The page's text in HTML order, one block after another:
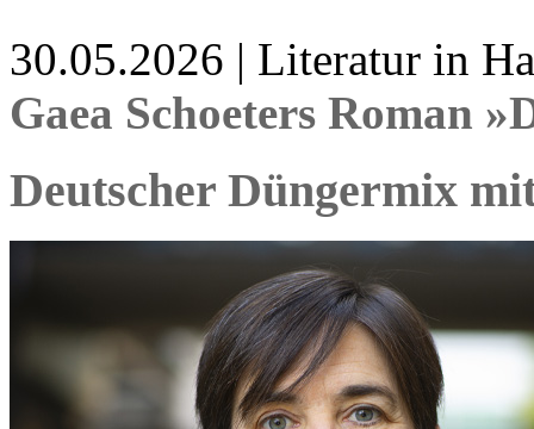
30.05.2026 | Literatur in
Gaea Schoeters Roman
Deutscher Düngermix